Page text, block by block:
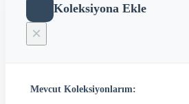
Koleksiyona Ekle
×
Mevcut Koleksiyonlarım: